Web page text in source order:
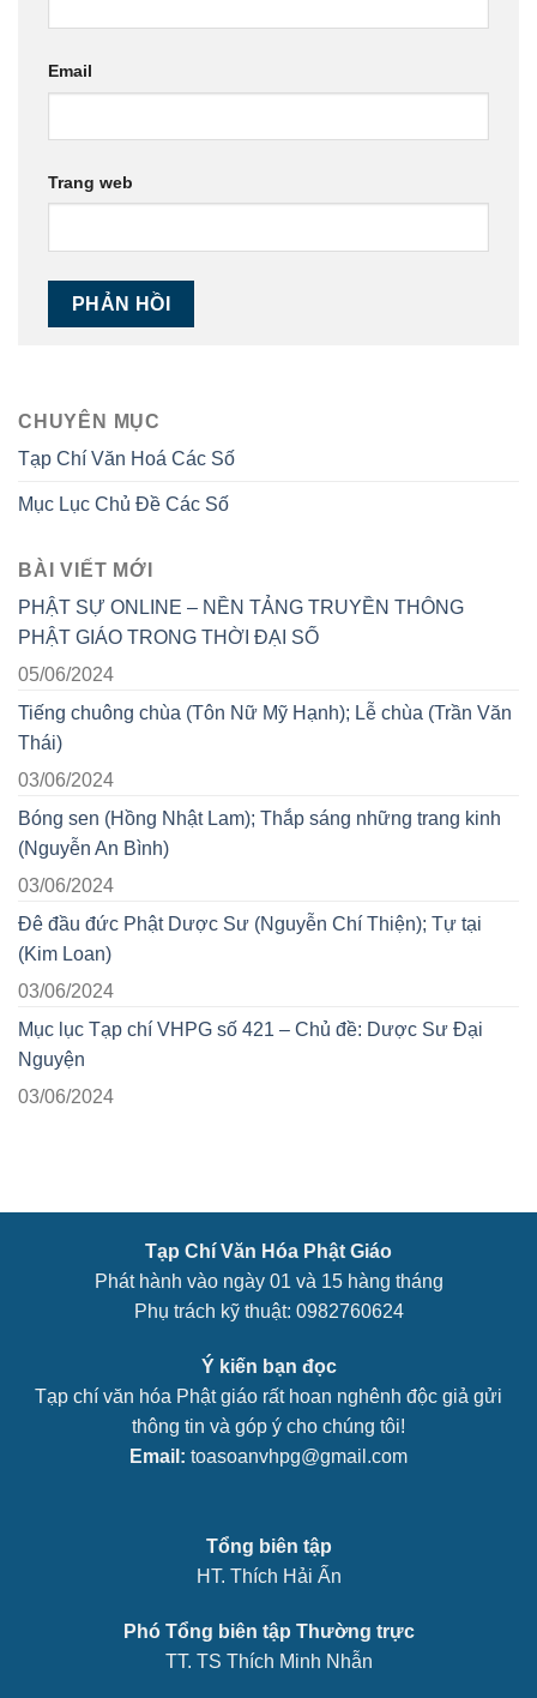
Email
Trang web
CHUYÊN MỤC
Tạp Chí Văn Hoá Các Số
Mục Lục Chủ Đề Các Số
BÀI VIẾT MỚI
PHẬT SỰ ONLINE – NỀN TẢNG TRUYỀN THÔNG
PHẬT GIÁO TRONG THỜI ĐẠI SỐ
05/06/2024
Tiếng chuông chùa (Tôn Nữ Mỹ Hạnh); Lễ chùa (Trần Văn
Thái)
03/06/2024
Bóng sen (Hồng Nhật Lam); Thắp sáng những trang kinh
(Nguyễn An Bình)
03/06/2024
Đê đầu đức Phật Dược Sư (Nguyễn Chí Thiện); Tự tại
(Kim Loan)
03/06/2024
Mục lục Tạp chí VHPG số 421 – Chủ đề: Dược Sư Đại
Nguyện
03/06/2024
Tạp Chí Văn Hóa Phật Giáo
Phát hành vào ngày 01 và 15 hàng tháng
Phụ trách kỹ thuật: 0982760624
Ý kiến bạn đọc
Tạp chí văn hóa Phật giáo rất hoan nghênh độc giả gửi
thông tin và góp ý cho chúng tôi!
Email: toasoanvhpg@gmail.com
Tổng biên tập
HT. Thích Hải Ấn
Phó Tổng biên tập Thường trực
TT. TS Thích Minh Nhẫn